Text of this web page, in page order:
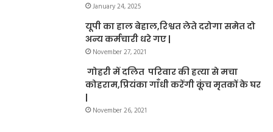
January 24, 2025
यूपी का हाल बेहाल,रिश्वत लेते दरोगा समेत दो
अन्य कर्मचारी धरे गए |
November 27, 2021
गोहरी में दलित परिवार की हत्या से मचा
कोहराम,प्रियंका गाँधी करेंगी कूंच मृतकों के घर
|
November 26, 2021